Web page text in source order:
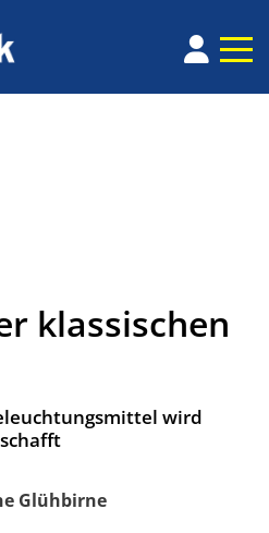
klassischen
wird
Glühbirne